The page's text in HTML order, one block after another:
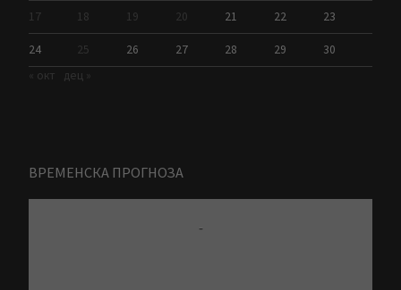
17 18 19 20 21 22 23
24 25 26 27 28 29
30
« окт
дец »
ВРЕМЕНСКА ПРОГНОЗА
-